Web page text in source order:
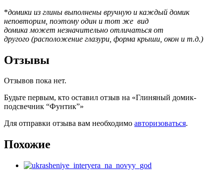
*домики из глины выполнены вручную и каждый домик
неповторим, поэтому один и тот же вид
домика может незначительно отличаться от
другого (расположение глазури, форма крыши, окон и т.д.)
Отзывы
Отзывов пока нет.
Будьте первым, кто оставил отзыв на «Глиняный домик-
подсвечник “Фунтик”»
Для отправки отзыва вам необходимо авторизоваться.
Похожие